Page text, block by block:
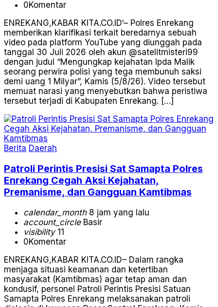
0Komentar
ENREKANG,KABAR KITA.CO.ID‘– Polres Enrekang
memberikan klarifikasi terkait beredarnya sebuah
video pada platform YouTube yang diunggah pada
tanggal 30 Juli 2026 oleh akun @satelitmisteri99
dengan judul “Mengungkap kejahatan Ipda Malik
seorang perwira polisi yang tega membunuh saksi
demi uang 1 Milyar”, Kamis (5/8/26). Video tersebut
memuat narasi yang menyebutkan bahwa peristiwa
tersebut terjadi di Kabupaten Enrekang. […]
Berita Daerah
Patroli Perintis Presisi Sat Samapta Polres
Enrekang Cegah Aksi Kejahatan,
Premanisme, dan Gangguan Kamtibmas
calendar_month8 jam yang lalu
account_circleBasir
visibility11
0Komentar
ENREKANG,KABAR KITA.CO.ID– Dalam rangka
menjaga situasi keamanan dan ketertiban
masyarakat (Kamtibmas) agar tetap aman dan
kondusif, personel Patroli Perintis Presisi Satuan
Samapta Polres Enrekang melaksanakan patroli